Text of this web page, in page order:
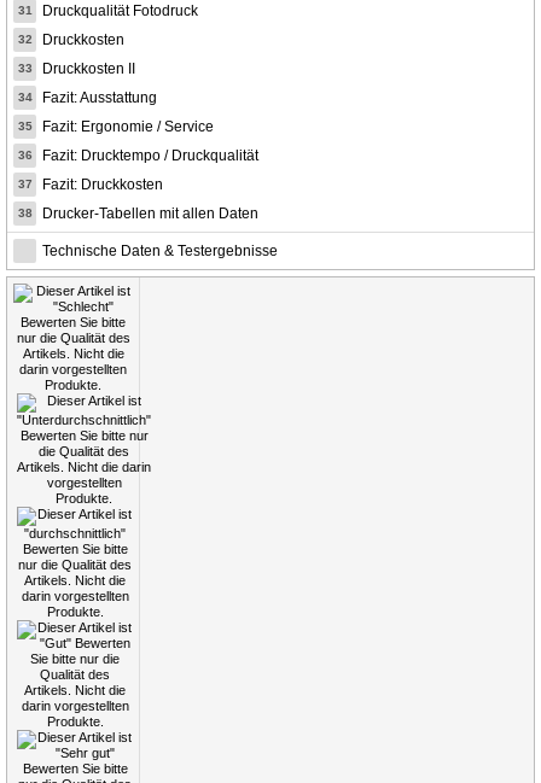
31 Druckqualität Fotodruck
32 Druckkosten
33 Druckkosten II
34 Fazit: Ausstattung
35 Fazit: Ergonomie / Service
36 Fazit: Drucktempo / Druckqualität
37 Fazit: Druckkosten
38 Drucker-Tabellen mit allen Daten
Technische Daten & Testergebnisse